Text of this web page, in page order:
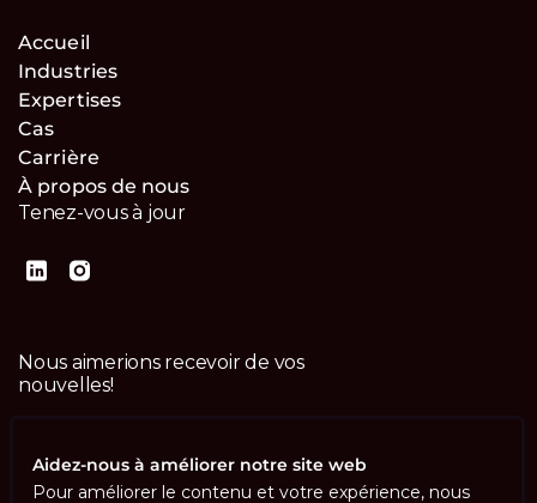
Accueil
Industries
Expertises
Cas
Carrière
À propos de nous
Tenez-vous à jour
Nous aimerions recevoir de vos
nouvelles!
Aidez-nous à améliorer notre site web
Pour améliorer le contenu et votre expérience, nous